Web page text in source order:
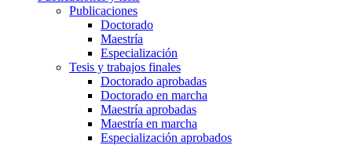
Publicaciones
Doctorado
Maestría
Especialización
Tesis y trabajos finales
Doctorado aprobadas
Doctorado en marcha
Maestría aprobadas
Maestría en marcha
Especialización aprobados